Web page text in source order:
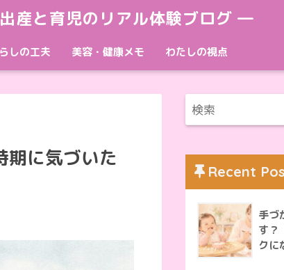
産と育児のリアル体験ブログ ―
しの工夫 美容・健康メモ わたしの視点
期に気づいた
Recent
手づ
す？
クに